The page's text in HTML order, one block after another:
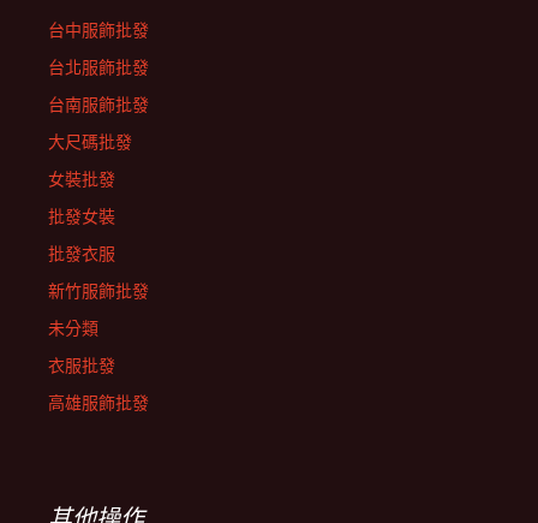
台中服飾批發
台北服飾批發
台南服飾批發
大尺碼批發
女裝批發
批發女裝
批發衣服
新竹服飾批發
未分類
衣服批發
高雄服飾批發